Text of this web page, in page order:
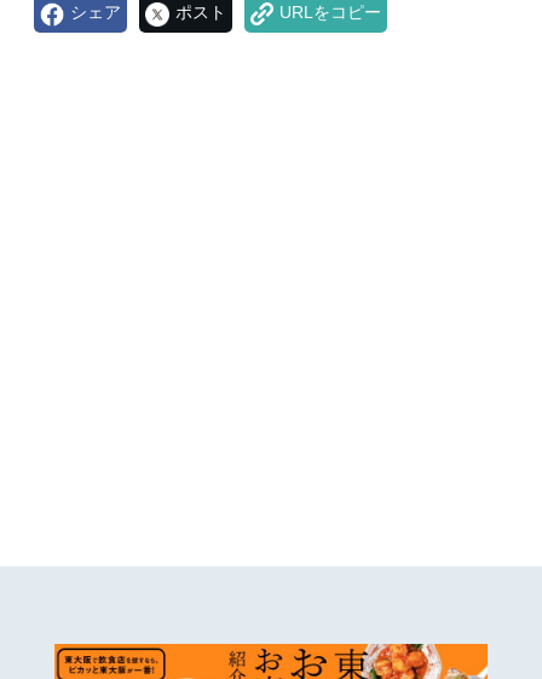
シェア ポスト URLをコピー